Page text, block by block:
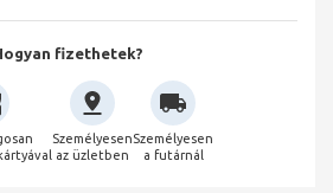
fizethetek?
Személyesen
az üzletben
Személyesen
a futárnál